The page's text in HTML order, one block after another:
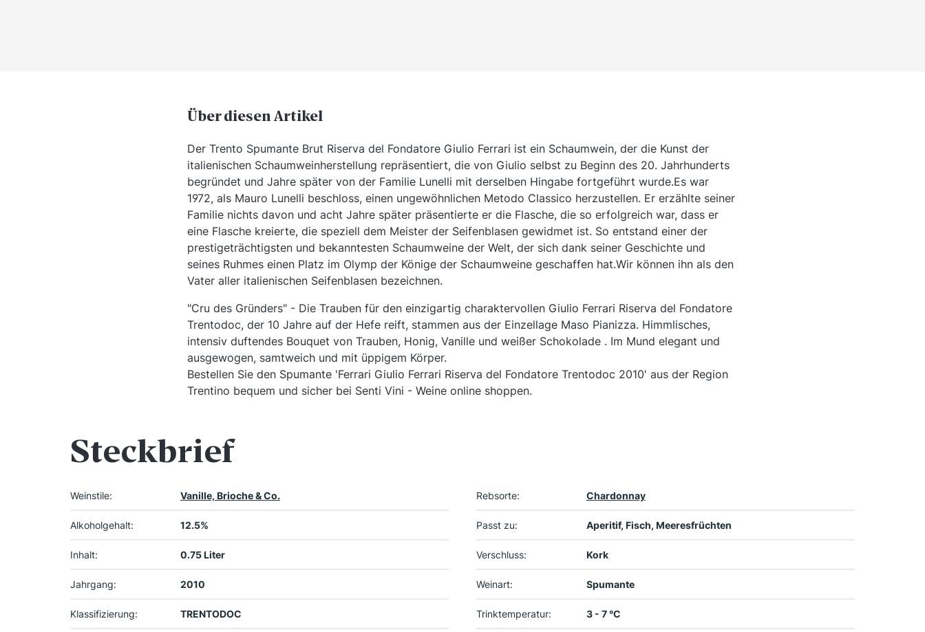
Über diesen Artikel
Der Trento Spumante Brut Riserva del Fondatore Giulio Ferrari ist ein Schaumwein, der die Kunst der
italienischen Schaumweinherstellung repräsentiert, die von Giulio selbst zu Beginn des 20. Jahrhunderts
begründet und Jahre später von der Familie Lunelli mit derselben Hingabe fortgeführt wurde.Es war
1972, als Mauro Lunelli beschloss, einen ungewöhnlichen Metodo Classico herzustellen. Er erzählte seiner
Familie nichts davon und acht Jahre später präsentierte er die Flasche, die so erfolgreich war, dass er
eine Flasche kreierte, die speziell dem Meister der Seifenblasen gewidmet ist. So entstand einer der
prestigeträchtigsten und bekanntesten Schaumweine der Welt, der sich dank seiner Geschichte und
seines Ruhmes einen Platz im Olymp der Könige der Schaumweine geschaffen hat.Wir können ihn als den
Vater aller italienischen Seifenblasen bezeichnen.
"Cru des Gründers" - Die Trauben für den einzigartig charaktervollen Giulio Ferrari Riserva del Fondatore
Trentodoc, der 10 Jahre auf der Hefe reift, stammen aus der Einzellage Maso Pianizza. Himmlisches,
intensiv duftendes Bouquet von Trauben, Honig, Vanille und weißer Schokolade . Im Mund elegant und
ausgewogen, samtweich und mit üppigem Körper.
Bestellen Sie den Spumante 'Ferrari Giulio Ferrari Riserva del Fondatore Trentodoc 2010' aus der Region
Trentino bequem und sicher bei Senti Vini - Weine online shoppen.
Steckbrief
Weinstile: Vanille, Brioche & Co.
Alkoholgehalt: 12.5%
Inhalt: 0.75 Liter
Jahrgang: 2010
Klassifizierung: TRENTODOC
Rebsorte: Chardonnay
Passt zu: Aperitif, Fisch, Meeresfrüchten
Verschluss: Kork
Weinart: Spumante
Trinktemperatur: 3 - 7 °C